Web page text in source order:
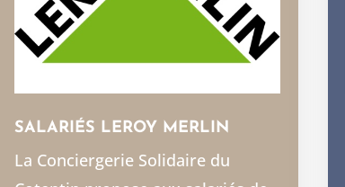
SALARIÉS LEROY MERLIN
La Conciergerie Solidaire du